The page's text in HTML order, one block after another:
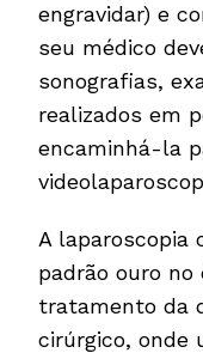
engravidar) e
seu médico
sonografias,
realizados em
encaminhá-la
A laparoscopia
padrão ouro
tratamento da
cirúrgico, onde